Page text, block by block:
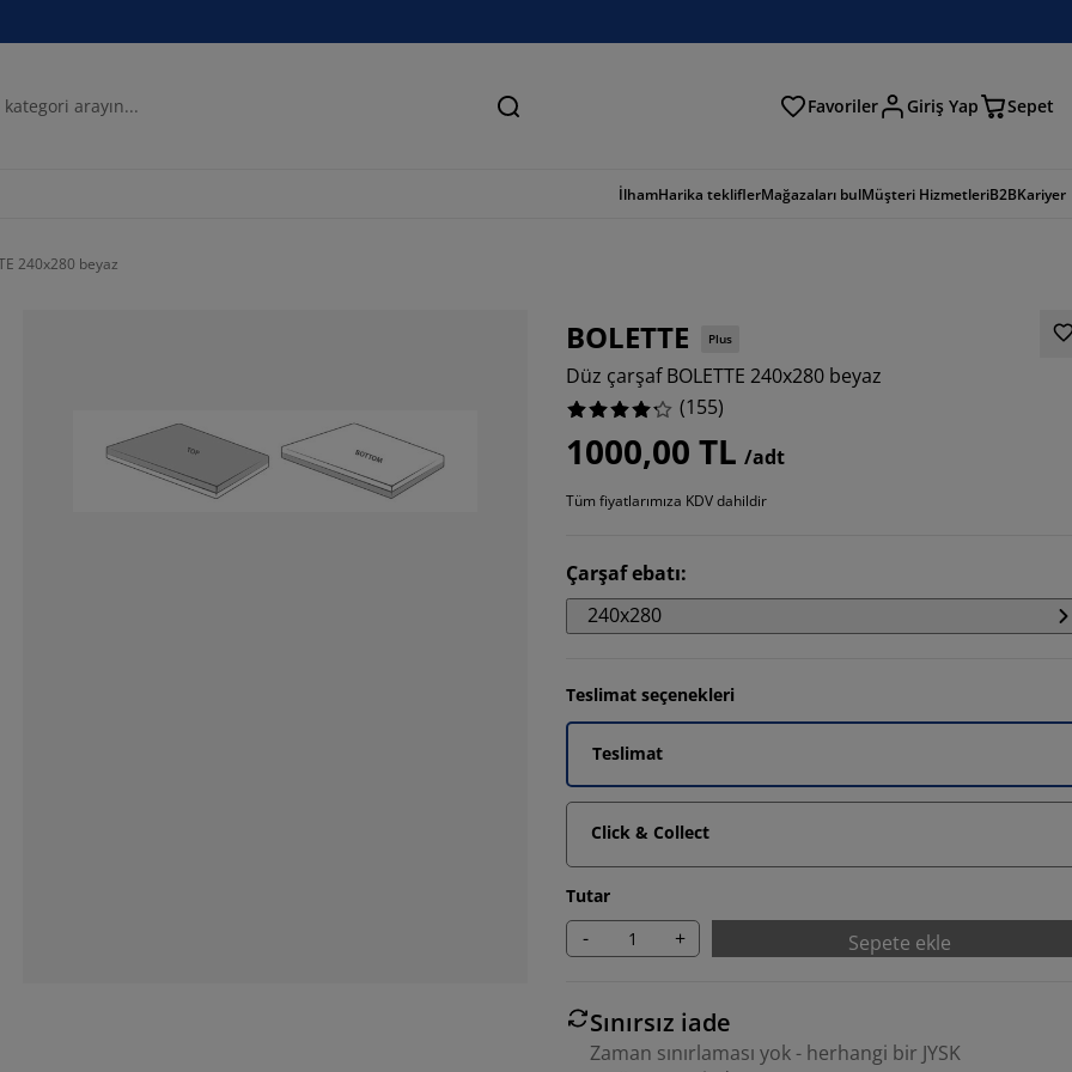
Ara Favoriler Giriş Yap Sepet
İlhamHarika tekliflerMağazaları bulMüşteri HizmetleriB2BKariyer
240x280 beyaz
BOLETTE Plus
Düz çarşaf BOLETTE 240x280 beyaz
(155)
1000,00 TL /adt
Tüm fiyatlarımıza KDV dahildir
Çarşaf ebatı:
240x280
Teslimat seçenekleri
Teslimat
Click & Collect
Tutar
- + Sepete ekle
Sınırsız iade
Zaman sınırlaması yok - herhangi bir JYSK
64.51612903225806%
7.096774193548387%
3.870967741935484%